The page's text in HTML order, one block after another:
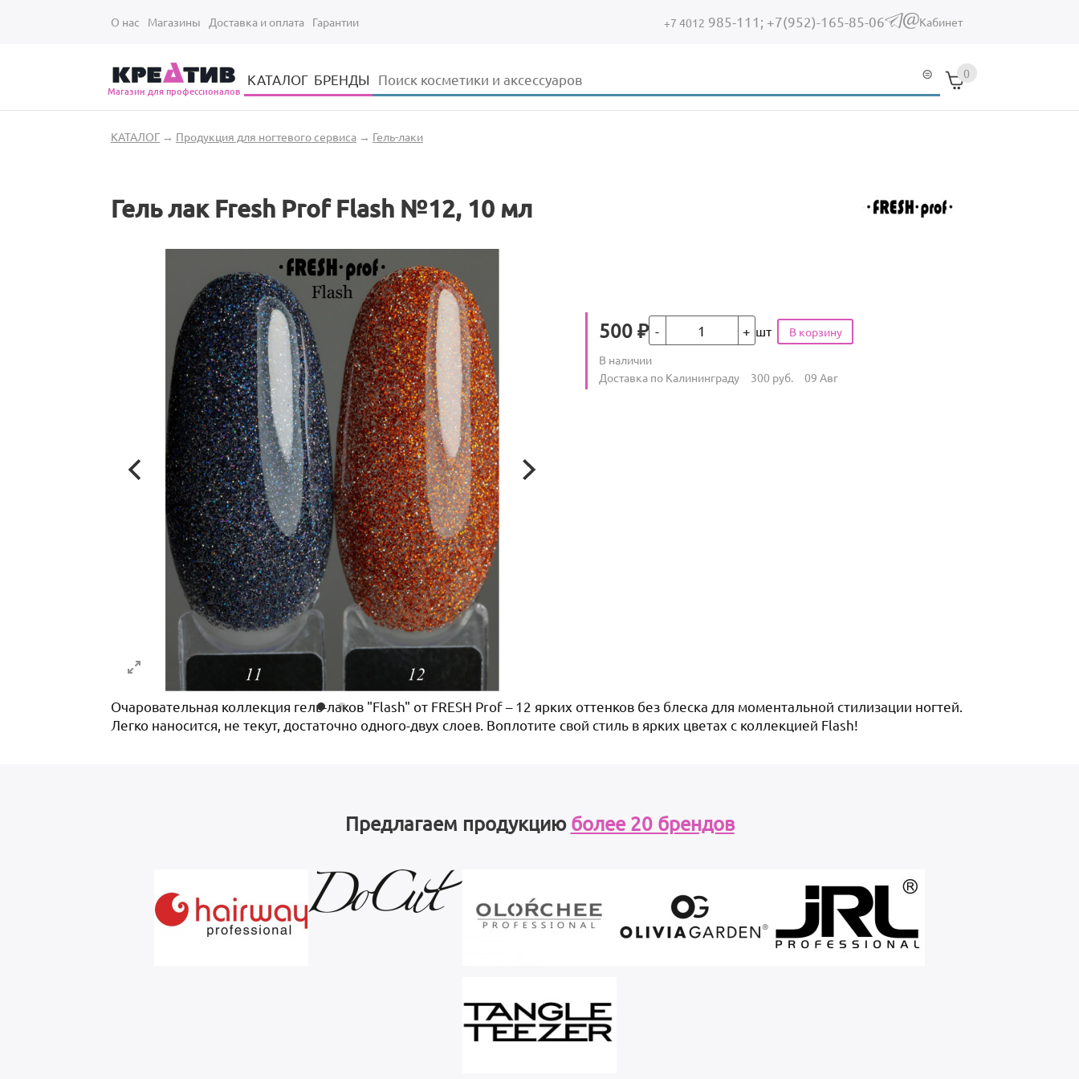
О нас Магазины Доставка и оплата Гарантии +7 4012 985-111; +7(952)-165-85-06 (link sends e-mail)
Кабинет
Магазин для профессионалов
КАТАЛОГ БРЕНДЫ Форма поиска
Поиск 0
Вы здесь
КАТАЛОГ→ Продукция для ногтевого сервиса→ Гель-лаки
Гель лак Fresh Prof Flash №12, 10 мл
Цена
500 ₽Кол-во шт
Количество
В наличии
Условия доставки
Доставка по Калининграду 300 руб. 09 Авг
Очаровательная коллекция гель-лаков "Flash" от FRESH Prof – 12 ярких оттенков без блеска для моментальной стилизации ногтей.
Легко наносится, не текут, достаточно одного-двух слоев. Воплотите свой стиль в ярких цветах с коллекцией Flash!
Предлагаем продукцию более 20 брендов